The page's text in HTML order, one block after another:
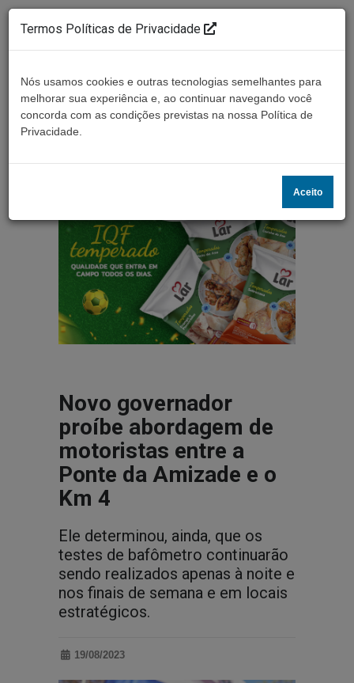
Novo governador
proíbe abordagem de
motoristas entre a
Ponte da Amizade e o
Km 4
Ele determinou, ainda, que os
testes de bafômetro continuarão
sendo realizados apenas à noite e
nos finais de semana e em locais
estratégicos.
19/08/2023
Termos Políticas de Privacidade
Nós usamos cookies e outras tecnologias semelhantes para
melhorar sua experiência e, ao continuar navegando você
concorda com as condições previstas na nossa Política de
Privacidade.
Aceito